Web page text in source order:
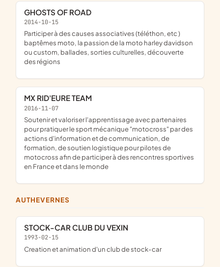
GHOSTS OF ROAD
2014-10-15
participer à des causes associatives (téléthon, etc )
baptêmes moto, la passion de la moto harley davidson
ou custom, ballades, sorties culturelles, découverte
des régions
MX RID'EURE TEAM
2016-11-07
soutenir et valoriser l'apprentissage avec partenaires
pour pratiquer le sport mécanique "motocross" par des
actions d'information et de communication, de
formation, de soutien logistique pour pilotes de
motocross afin de participer à des rencontres sportives
en France et dans le monde
AUTHEVERNES
STOCK-CAR CLUB DU VEXIN
1993-02-15
creation et animation d'un club de stock-car